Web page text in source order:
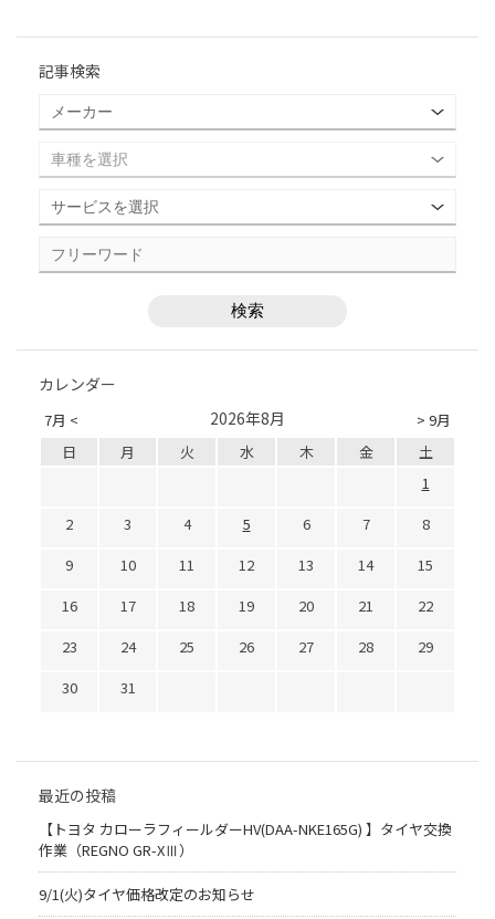
記事検索
カレンダー
7月 < > 9月
2026年8月
日 月 火 水 木 金
土
1
2
3 4 5 6 7
8
9
10 11 12 13 14
15
16
17 18 19 20 21
22
23
24 25 26 27 28
29
30
31
最近の投稿
【トヨタ カローラフィールダーHV(DAA-NKE165G) 】タイヤ交換
作業（REGNO GR-XⅢ）
9/1(火)タイヤ価格改定のお知らせ